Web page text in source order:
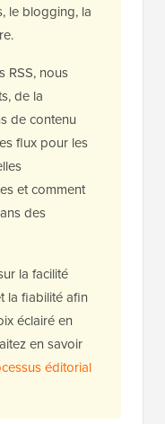
le blogging, la
RSS, nous
de la
de contenu
flux pour les
et comment
des
la facilité
la fiabilité afin
éclairé en
en savoir
éditorial